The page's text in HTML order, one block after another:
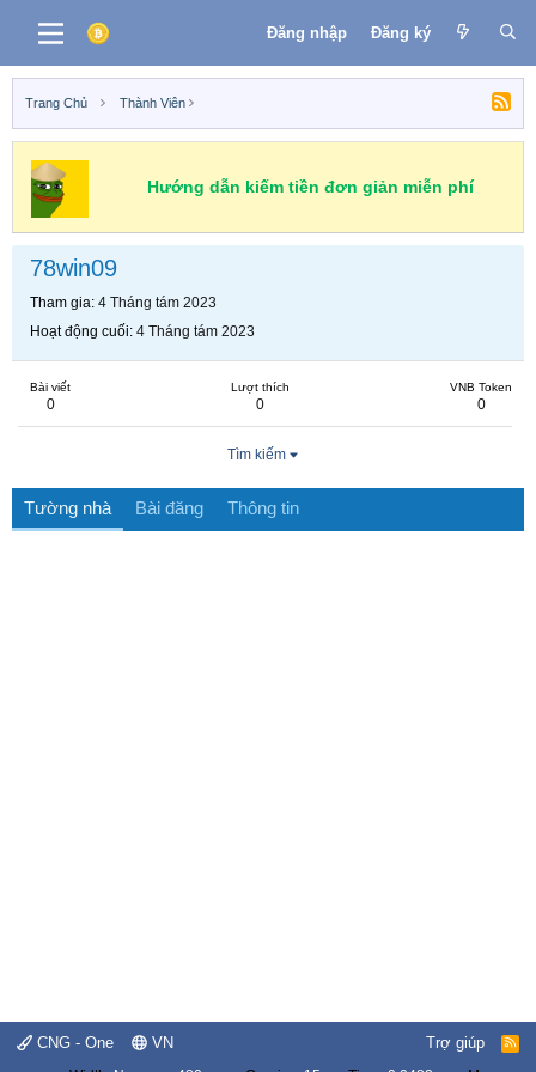
Đăng nhập Đăng ký
Trang Chủ Thành Viên
Hướng dẫn kiếm tiền đơn giản miễn phí
78win09
Tham gia 4 Tháng tám 2023
Hoạt động cuối 4 Tháng tám 2023
Bài viết
0
Lượt thích
0
VNB Token
0
Tìm kiếm
Tường nhà Bài đăng Thông tin
CNG - One VN Trợ giúp
R